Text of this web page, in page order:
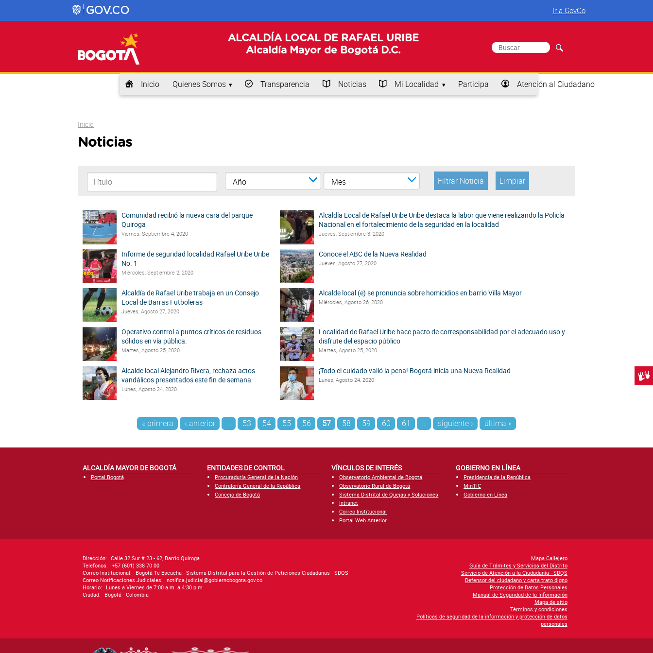
Ir a GovCo
ALCALDÍA LOCAL DE RAFAEL URIBE
Alcaldía Mayor de Bogotá D.C.
Formulario de búsqueda
Buscar
Inicio Quienes Somos Transparencia Noticias Mi Localidad Participa Atención al Ciudadano
Usted está aquí
Inicio
Noticias
Año Mes
Comunidad recibió la nueva cara del parque
Quiroga
Viernes, Septiembre 4, 2020
Alcaldía Local de Rafael Uribe Uribe destaca la labor que viene realizando la Policía
Nacional en el fortalecimiento de la seguridad en la localidad
Jueves, Septiembre 3, 2020
Informe de seguridad localidad Rafael Uribe Uribe
No. 1
Miércoles, Septiembre 2, 2020
Conoce el ABC de la Nueva Realidad
Jueves, Agosto 27, 2020
Alcaldía de Rafael Uribe trabaja en un Consejo
Local de Barras Futboleras
Jueves, Agosto 27, 2020
Alcalde local (e) se pronuncia sobre homicidios en barrio Villa Mayor
Miércoles, Agosto 26, 2020
Operativo control a puntos críticos de residuos
sólidos en vía pública.
Martes, Agosto 25, 2020
Localidad de Rafael Uribe hace pacto de corresponsabilidad por el adecuado uso y
disfrute del espacio público
Martes, Agosto 25, 2020
Alcalde local Alejandro Rivera, rechaza actos
vandálicos presentados este fin de semana
Lunes, Agosto 24, 2020
¡Todo el cuidado valió la pena! Bogotá inicia una Nueva Realidad
Lunes, Agosto 24, 2020
« primera ‹ anterior … 53 54 55 56 57 58 59 60 61 … siguiente › última »
ALCALDÍA MAYOR DE BOGOTÁ
Portal Bogotá
ENTIDADES DE CONTROL
Procuraduría General de la Nación
Contraloría General de la República
Concejo de Bogotá
VÍNCULOS DE INTERÉS
Observatorio Ambiental de Bogotá
Observatorio Rural de Bogotá
Sistema Distrital de Quejas y Soluciones
Intranet
Correo Institucional
Portal Web Anterior
GOBIERNO EN LÍNEA
Presidencia de la República
MinTIC
Gobierno en Línea
Dirección: Calle 32 Sur # 23 - 62, Barrio Quiroga
Telefonos: +57 (601) 338 70 00
Correo Institucional:
Bogotá Te Escucha - Sistema Distrital para la Gestión de Peticiones Ciudadanas - SDQS
Correo Notificaciones Judiciales: notifica.judicial@gobiernobogota.gov.co
Horario:
Lunes a Viernes de 7:00 a.m. a 4:30 p.m
Ciudad:
Bogotá - Colombia
Mapa Callejero
Guía de Trámites y Servicios del Distrito
Servicio de Atención a la Ciudadanía - SDQS
Defensor del ciudadano y carta trato digno
Protección de Datos Personales
Manual de Seguridad de la Información
Mapa de sitio
Términos y condiciones
Políticas de seguridad de la información y protección de datos
personales